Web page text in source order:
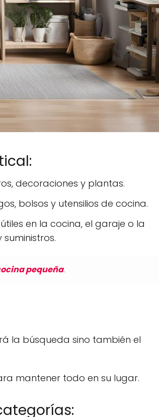
decoraciones y plantas.
bolsos y utensilios de cocina.
en la cocina, el garaje o la
pequeña.
la búsqueda sino también el
mantener todo en su lugar.